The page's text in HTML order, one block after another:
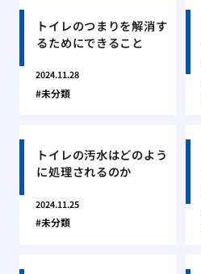
トイレのつまりを解消す
るためにできること
2024.11.28
未分類
トイレの汚水はどのよう
に処理されるのか
2024.11.25
未分類